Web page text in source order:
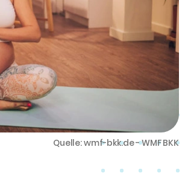
Quelle: wmf-bkk.de - WMF BKK